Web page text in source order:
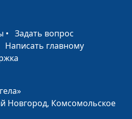
пресвитер церкви
и Елена
пресвитер церкви
• Задать вопрос
Написать главному
Новгород, Комсомольское